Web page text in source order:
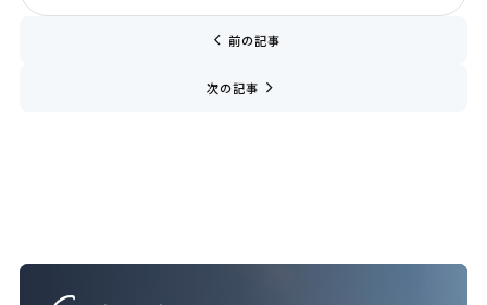
chevron_left 前の記事
次の記事 navigate_next